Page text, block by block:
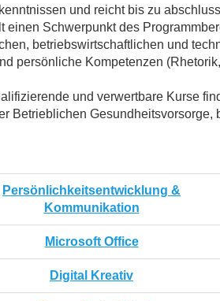
und reicht bis zu
einen Schwerpunkt des
betriebswirtschaftlichen und
persönliche Kompetenzen
und verwertbare Kurse
Betrieblichen
Persönlichkeitsentwicklung &
Kommunikation
Microsoft Office
Digital Kreativ